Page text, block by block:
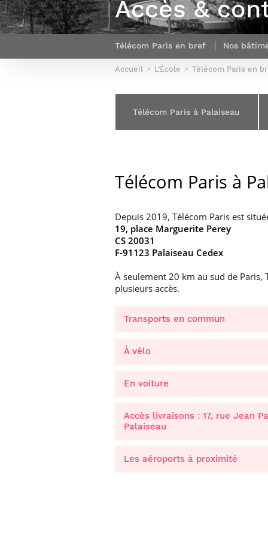
Sport (fr)
Mobilité en France
Parcours Numérique Responsable
Enquête 1er emploi
Expert cybersécurité des réseaux
et des systèmes d’information
Intelligence Artificielle – Expert
Manager des systèmes
d’information (admissions closes)
Accès &
Télécom Paris en bref Nos
Accueil L’École Télécom Paris en
Télécom Paris à Palaiseau
Télécom Paris à
Depuis 2019, Télécom Paris est
19, place Marguerite Perey
CS 20031
F-91123 Palaiseau Cedex
À seulement 20 km au sud de Paris,
plusieurs accès.
Transports en commun
À vélo
Carte de l’accès vélo à
vélo
correctement s’équiper et de
En voiture
Accès livraisons : 17, rue Jean
Palaiseau
Les aéroports à proximité